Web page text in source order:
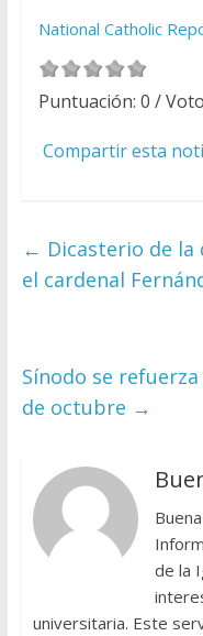
National Catholic
Puntuación: 0 /
Compartir esta
← Dicasterio de la
el cardenal
Sínodo se
de octubre →
de la
universitaria. Este